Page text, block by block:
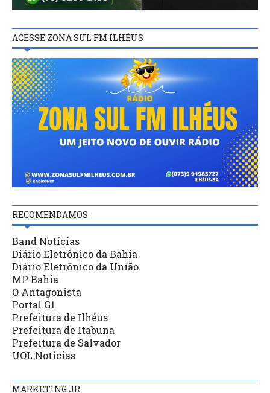
ACESSE ZONA SUL FM ILHÉUS
RECOMENDAMOS
Band Notícias
Diário Eletrônico da Bahia
Diário Eletrônico da União
MP Bahia
O Antagonista
Portal G1
Prefeitura de Ilhéus
Prefeitura de Itabuna
Prefeitura de Salvador
UOL Notícias
MARKETING JR